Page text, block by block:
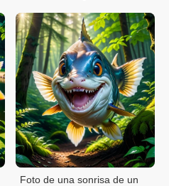
Foto de una sonrisa de un